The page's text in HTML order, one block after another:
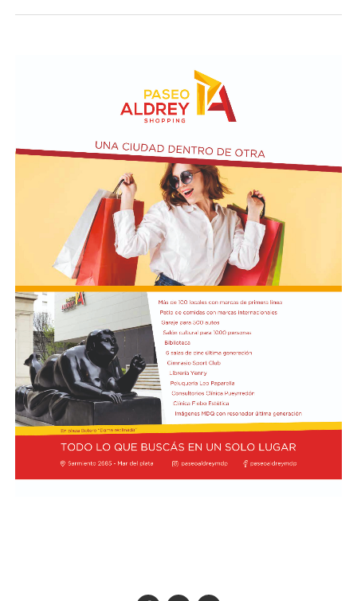
Este ejercicio combinado se realiza de forma anual desde
Según los considerandos del decreto, el fin es
estandarizar y simplificar los procesos de planeamiento
entre ambas armadas.
El texto oficial destaca que la participación argentina en
estas maniobras señala su compromiso con la seguridad
internacional y la estabilidad regional. Asimismo, el
Gobierno busca reforzar su posición como socio
estratégico en el continente americano.
La autorización militar ocurre en un contexto de
fricción diplomática originada por las declaraciones
de Javier Milei hacia su par brasileño, Lula da Silva. Esta
situación derivó en el retiro del embajador brasileño en
Buenos Aires, Julio Bitelli.
Desde el Palacio del Planalto, el canciller Mauro
Vieira calificó los insultos del mandatario argentino
como "graves e inaceptables". Por su parte, Brasil decidió
reducir su representación en el país al nivel de
encargado de negocios.